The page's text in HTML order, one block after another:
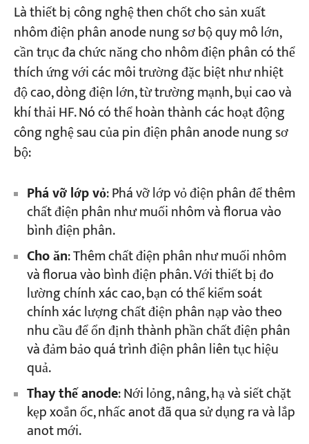
Là thiết bị công nghệ then chốt cho sản xuất
nhôm điện phân anode nung sơ bộ quy mô lớn,
cần trục đa chức năng cho nhôm điện phân có thể
thích ứng với các môi trường đặc biệt như nhiệt
độ cao, dòng điện lớn, từ trường mạnh, bụi cao và
khí thải HF. Nó có thể hoàn thành các hoạt động
công nghệ sau của pin điện phân anode nung sơ
bộ:
Phá vỡ lớp vỏ: Phá vỡ lớp vỏ điện phân để thêm
chất điện phân như muối nhôm và florua vào
bình điện phân.
Cho ăn: Thêm chất điện phân như muối nhôm
và florua vào bình điện phân. Với thiết bị đo
lường chính xác cao, bạn có thể kiểm soát
chính xác lượng chất điện phân nạp vào theo
nhu cầu để ổn định thành phần chất điện phân
và đảm bảo quá trình điện phân liên tục hiệu
quả.
Thay thế anode: Nới lỏng, nâng, hạ và siết chặt
kẹp xoắn ốc, nhấc anot đã qua sử dụng ra và lắp
anot mới.